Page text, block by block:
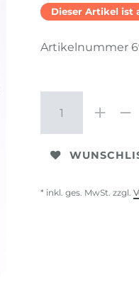
Dieser Artikel ist
Artikelnummer
* inkl. ges. MwSt. zzgl.